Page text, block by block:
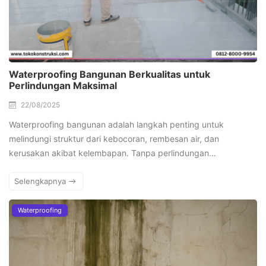
Waterproofing Bangunan Berkualitas untuk
Perlindungan Maksimal
22/08/2025
Waterproofing bangunan adalah langkah penting untuk
melindungi struktur dari kebocoran, rembesan air, dan
kerusakan akibat kelembapan. Tanpa perlindungan…
Selengkapnya
Waterproofing